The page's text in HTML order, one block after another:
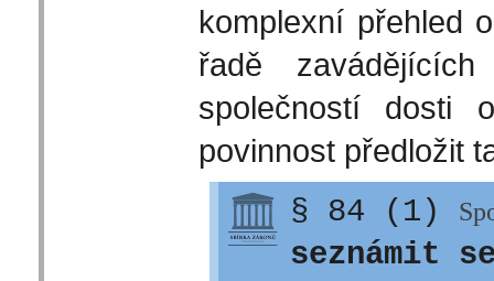
komplexní přehled
řadě
společností dosti
povinnost předložit
§ 84 (1)
seznámit